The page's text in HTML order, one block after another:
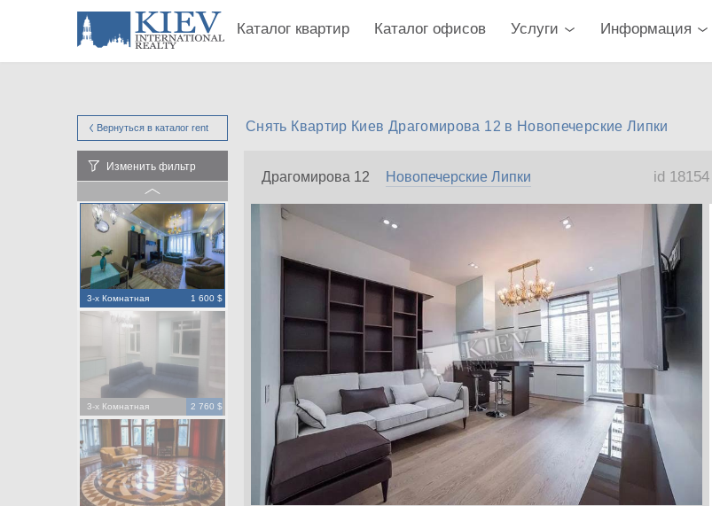
Каталог квартир Каталог офисов Услуги Информация
Вернуться в каталог rent Снять Квартир Киев Драгомирова 12 в Новопечерские Липки
Изменить фильтр
3-х Комнатная 1 600 $
3-х Комнатная 2 760 $
Драгомирова 12 Новопечерские Липки id 18154